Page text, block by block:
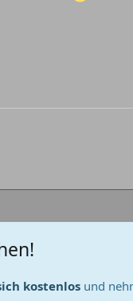
kostenlos und